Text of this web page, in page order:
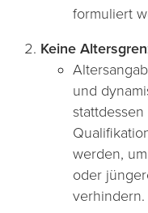
formuliert
Keine
und
werden,
oder
verhindern.